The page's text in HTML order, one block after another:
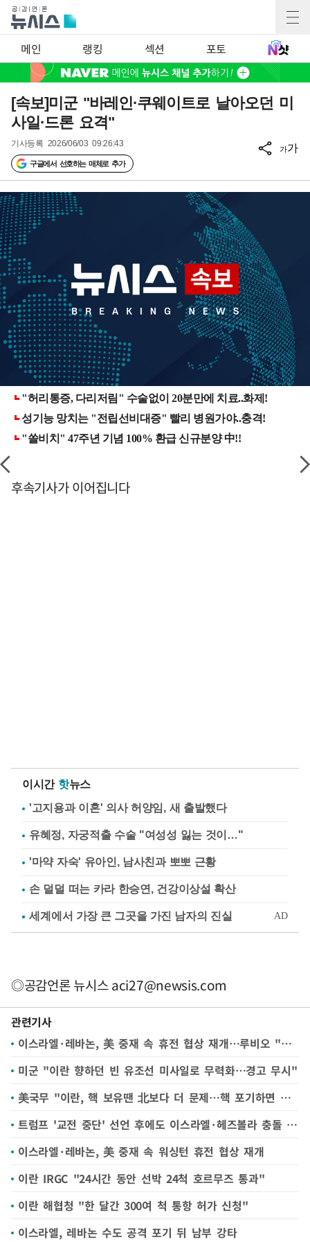
메인 랭킹 섹션 포토
[속보]미군 "바레인·쿠웨이트로 날아오던 미
사일·드론 요격"
기사등록 2026/06/03 09:26:43
구글에서 선호하는 매체로 추가
가가
후속기사가 이어집니다
이시간 핫뉴스
'고지용과 이혼' 의사 허양임, 새 출발했다
유혜정, 자궁적출 수술 "여성성 잃는 것이…"
'마약 자숙' 유아인, 남사친과 뽀뽀 근황
손 덜덜 떠는 카라 한승연, 건강이상설 확산
◎공감언론 뉴시스aci27@newsis.com
관련기사
이스라엘·레바논, 美 중재 속 휴전 협상 재개…루비오 "헤즈볼라가 장애물"(종합)
미군 "이란 향하던 빈 유조선 미사일로 무력화…경고 무시"
美국무 "이란, 핵 보유땐 北보다 더 문제…핵 포기하면 제재완화"(종합)
트럼프 '교전 중단' 선언 후에도 이스라엘·헤즈볼라 충돌 계속
이스라엘·레바논, 美 중재 속 워싱턴 휴전 협상 재개
이란 IRGC "24시간 동안 선박 24척 호르무즈 통과"
이란 해협청 "한 달간 300여 척 통항 허가 신청"
이스라엘, 레바논 수도 공격 포기 뒤 남부 강타